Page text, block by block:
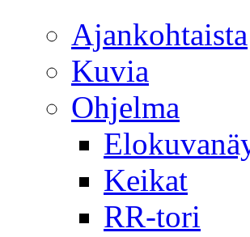
Ajankohtaista
Kuvia
Ohjelma
Keikat
RR-tori